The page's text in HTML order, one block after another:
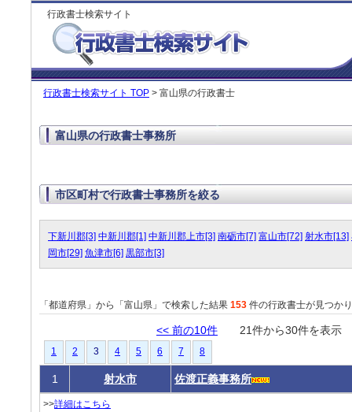
行政書士検索サイト
行政書士検索サイト TOP > 富山県の行政書士
富山県の行政書士事務所
市区町村で行政書士事務所を絞る
下新川郡[3] 中新川郡[1] 中新川郡上市[3] 南砺市[7] 富山市[72] 射水市[13]
岡市[29] 魚津市[6] 黒部市[3]
「都道府県」から「富山県」で検索した結果 153 件の行政書士が見つか
<< 前の10件 21件から30件を表
1 2 3 4 5 6 7 8
1 射水市 佐渡正義事務所
>>詳細はこちら